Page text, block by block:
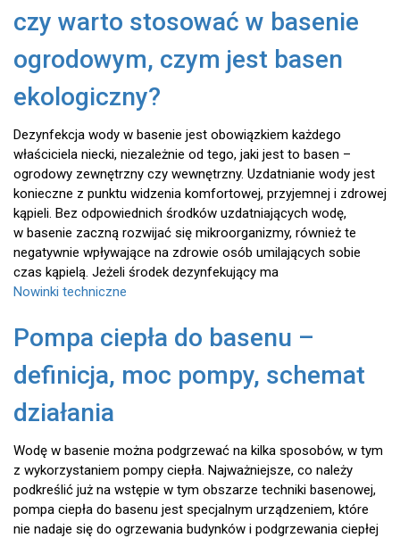
czy warto stosować w basenie
ogrodowym, czym jest basen
ekologiczny?
Dezynfekcja wody w basenie jest obowiązkiem każdego
właściciela niecki, niezależnie od tego, jaki jest to basen –
ogrodowy zewnętrzny czy wewnętrzny. Uzdatnianie wody jest
konieczne z punktu widzenia komfortowej, przyjemnej i zdrowej
kąpieli. Bez odpowiednich środków uzdatniających wodę,
w basenie zaczną rozwijać się mikroorganizmy, również te
negatywnie wpływające na zdrowie osób umilających sobie
czas kąpielą. Jeżeli środek dezynfekujący ma
Nowinki techniczne
Pompa ciepła do basenu –
definicja, moc pompy, schemat
działania
Wodę w basenie można podgrzewać na kilka sposobów, w tym
z wykorzystaniem pompy ciepła. Najważniejsze, co należy
podkreślić już na wstępie w tym obszarze techniki basenowej,
pompa ciepła do basenu jest specjalnym urządzeniem, które
nie nadaje się do ogrzewania budynków i podgrzewania ciepłej